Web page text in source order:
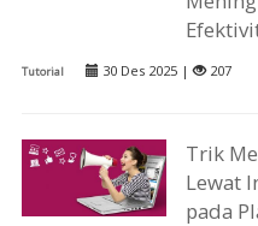
Tutorial 30 Des 2025 | 207
Trik
Lewat
pada